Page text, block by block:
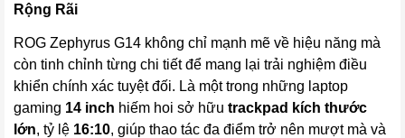
Rộng Rãi
ROG Zephyrus G14 không chỉ mạnh mẽ về hiệu năng mà
còn tinh chỉnh từng chi tiết để mang lại trải nghiệm điều
khiển chính xác tuyệt đối. Là một trong những laptop
gaming 14 inch hiếm hoi sở hữu trackpad kích thước
lớn, tỷ lệ 16:10, giúp thao tác đa điểm trở nên mượt mà và